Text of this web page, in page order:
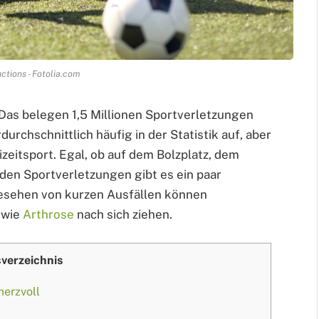
- Fotolia.com
belegen 1,5 Millionen Sportverletzungen
häufig in der Statistik auf, aber
Egal, ob auf dem Bolzplatz, dem
Sportverletzungen gibt es ein paar
von kurzen Ausfällen können
Arthrose nach sich ziehen.